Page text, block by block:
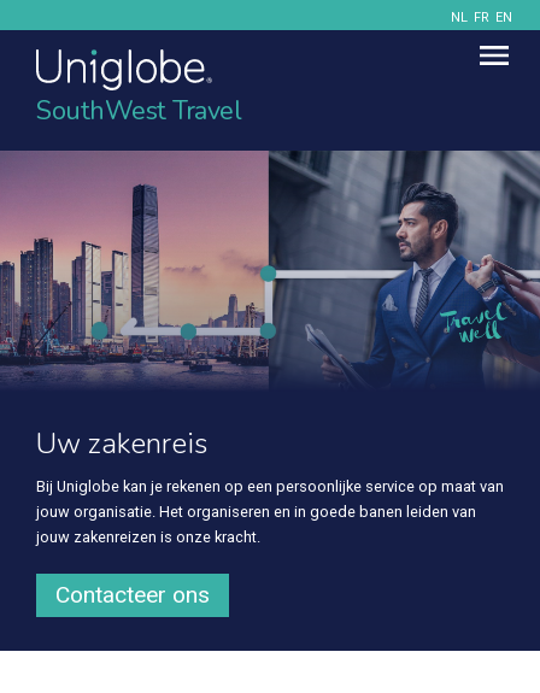
NL FR EN
SouthWest Travel
Uw zakenreis
Bij Uniglobe kan je rekenen op een persoonlijke service op maat van
jouw organisatie. Het organiseren en in goede banen leiden van
jouw zakenreizen is onze kracht.
Contacteer ons